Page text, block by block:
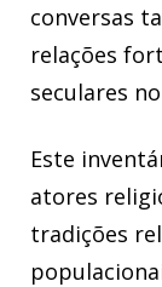
conversas
relações
seculares
Este
atores
tradições